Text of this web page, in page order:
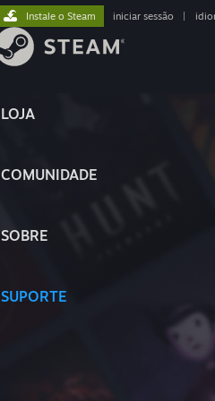
LOJA
COMUNIDADE
SOBRE
SUPORTE
Instale o Steam iniciar sessão